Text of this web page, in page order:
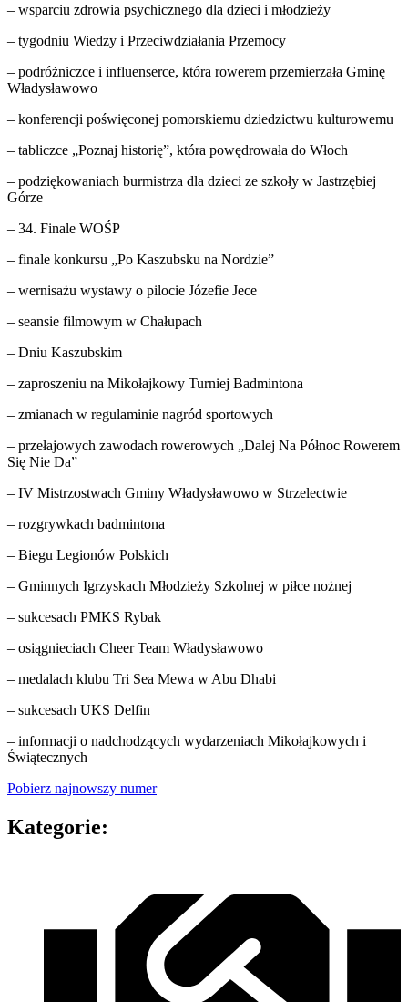
– wsparciu zdrowia psychicznego dla dzieci i młodzieży
– tygodniu Wiedzy i Przeciwdziałania Przemocy
– podróżniczce i influenserce, która rowerem przemierzała Gminę
Władysławowo
– konferencji poświęconej pomorskiemu dziedzictwu kulturowemu
– tabliczce „Poznaj historię”, która powędrowała do Włoch
– podziękowaniach burmistrza dla dzieci ze szkoły w Jastrzębiej
Górze
– 34. Finale WOŚP
– finale konkursu „Po Kaszubsku na Nordzie”
– wernisażu wystawy o pilocie Józefie Jece
– seansie filmowym w Chałupach
– Dniu Kaszubskim
– zaproszeniu na Mikołajkowy Turniej Badmintona
– zmianach w regulaminie nagród sportowych
– przełajowych zawodach rowerowych „Dalej Na Północ Rowerem
Się Nie Da”
– IV Mistrzostwach Gminy Władysławowo w Strzelectwie
– rozgrywkach badmintona
– Biegu Legionów Polskich
– Gminnych Igrzyskach Młodzieży Szkolnej w piłce nożnej
– sukcesach PMKS Rybak
– osiągnieciach Cheer Team Władysławowo
– medalach klubu Tri Sea Mewa w Abu Dhabi
– sukcesach UKS Delfin
– informacji o nadchodzących wydarzeniach Mikołajkowych i
Świątecznych
Pobierz najnowszy numer
Kategorie: